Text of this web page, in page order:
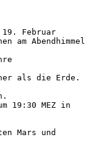
19. Februar
am Abendhimmel
als die Erde.
19:30 MEZ in
Mars und